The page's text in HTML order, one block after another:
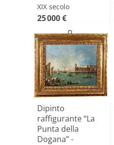
XIX secolo
25 000 €
Dipinto
raffigurante “La
Punta della
Dogana” -